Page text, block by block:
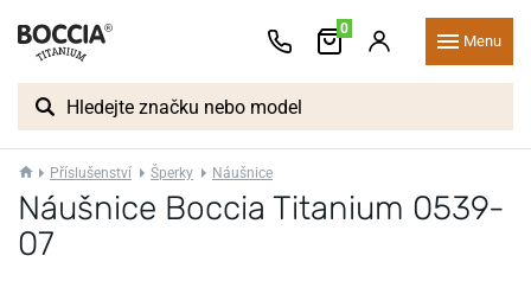
0
Menu
Příslušenství Šperky Náušnice
Náušnice Boccia Titanium 0539-
07